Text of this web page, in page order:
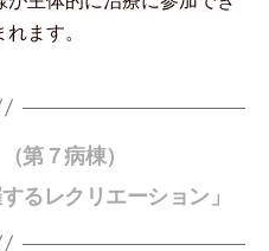
ます。
第７病棟）
るレクリエーション」